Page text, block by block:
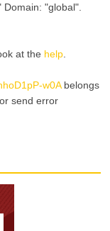
"global".
at the help
w0Abelongs
send error